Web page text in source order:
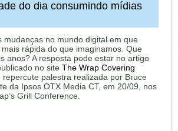
do dia consumindo mídias
mudanças no mundo digital em que
rápida do que imaginamos. Que
anos? A resposta pode estar no artigo
no site The Wrap Covering
repercute palestra realizada por Bruce
da Ipsos OTX Media CT, em 20/09, nos
Grill Conference.